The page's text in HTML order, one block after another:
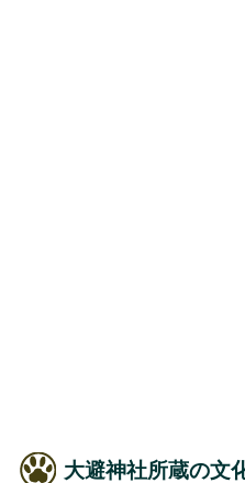
大避神社所蔵の文